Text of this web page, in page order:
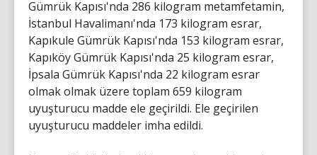
Gümrük Kapısı'nda 286 kilogram metamfetamin,
İstanbul Havalimanı'nda 173 kilogram esrar,
Kapıkule Gümrük Kapısı'nda 153 kilogram esrar,
Kapıköy Gümrük Kapısı'nda 25 kilogram esrar,
İpsala Gümrük Kapısı'nda 22 kilogram esrar
olmak olmak üzere toplam 659 kilogram
uyuşturucu madde ele geçirildi. Ele geçirilen
uyuşturucu maddeler imha edildi.